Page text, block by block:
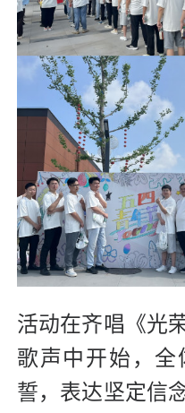
活动在齐唱《光
歌声中开始，全
誓，表达坚定信